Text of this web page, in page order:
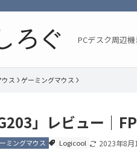
PCデスク周辺
ウス ゲーミングマウス
G203」レビュー｜
ミングマウス Logicool 2023年8月